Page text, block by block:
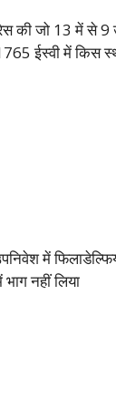
की जो 13 में से 9
ईस्वी में किस
में
भाग नहीं लिया